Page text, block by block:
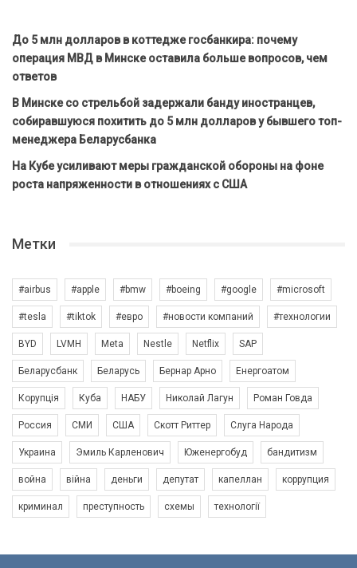
До 5 млн долларов в коттедже госбанкира: почему
операция МВД в Минске оставила больше вопросов, чем
ответов
В Минске со стрельбой задержали банду иностранцев,
собиравшуюся похитить до 5 млн долларов у бывшего топ-
менеджера Беларусбанка
На Кубе усиливают меры гражданской обороны на фоне
роста напряженности в отношениях с США
Метки
#airbus #apple #bmw #boeing #google #microsoft
#tesla #tiktok #евро #новости компаний #технологии
BYD LVMH Meta Nestle Netflix SAP
Беларусбанк Беларусь Бернар Арно Енергоатом
Корупція Куба НАБУ Николай Лагун Роман Говда
Россия СМИ США Скотт Риттер Слуга Народа
Украина Эмиль Карленович Юженергобуд бандитизм
война війна деньги депутат капеллан коррупция
криминал преступность схемы технології